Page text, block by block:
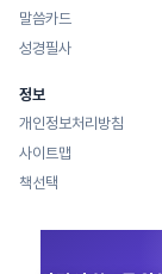
말씀카드
성경필사
정보
개인정보처리방침
사이트맵
책선택